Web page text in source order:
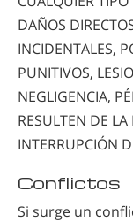
DAÑOS
INCIDENTALES,
PUNITIVOS,
NEGLIGENCIA,
RESULTEN DE
INTERRUPCIÓN
Conflictos
Si surge un